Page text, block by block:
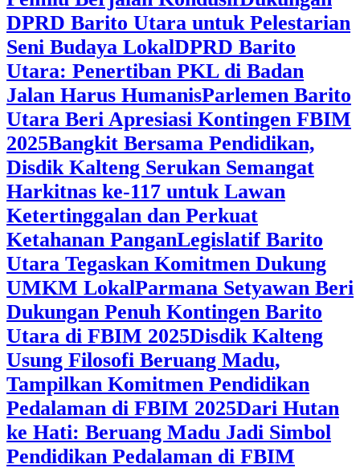
DPRD Barito Utara untuk Pelestarian
Seni Budaya LokalDPRD Barito
Utara: Penertiban PKL di Badan
Jalan Harus HumanisParlemen Barito
Utara Beri Apresiasi Kontingen FBIM
2025‎Bangkit Bersama Pendidikan,
Disdik Kalteng Serukan Semangat
Harkitnas ke-117 untuk Lawan
Ketertinggalan dan Perkuat
Ketahanan PanganLegislatif Barito
Utara Tegaskan Komitmen Dukung
UMKM LokalParmana Setyawan Beri
Dukungan Penuh Kontingen Barito
Utara di FBIM 2025Disdik Kalteng
Usung Filosofi Beruang Madu,
Tampilkan Komitmen Pendidikan
Pedalaman di FBIM 2025‎Dari Hutan
ke Hati: Beruang Madu Jadi Simbol
Pendidikan Pedalaman di FBIM